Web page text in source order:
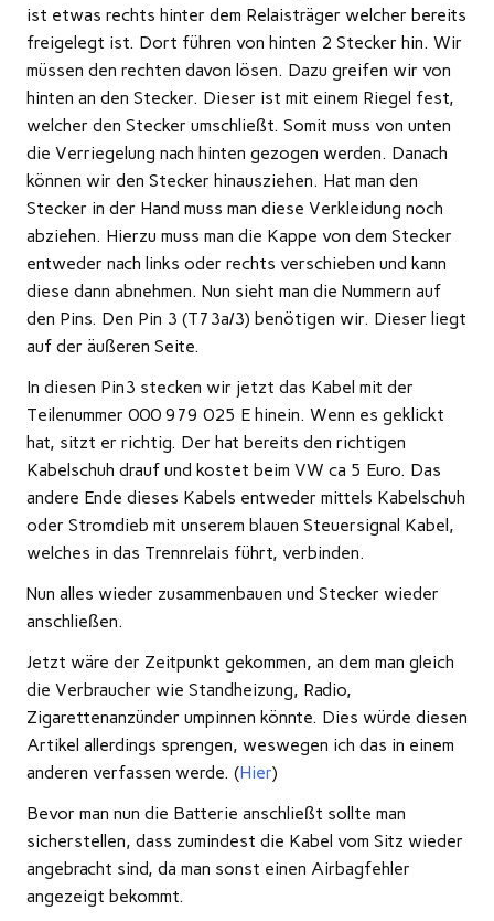
ist etwas rechts hinter dem Relaisträger welcher bereits
freigelegt ist. Dort führen von hinten 2 Stecker hin. Wir
müssen den rechten davon lösen. Dazu greifen wir von
hinten an den Stecker. Dieser ist mit einem Riegel fest,
welcher den Stecker umschließt. Somit muss von unten
die Verriegelung nach hinten gezogen werden. Danach
können wir den Stecker hinausziehen. Hat man den
Stecker in der Hand muss man diese Verkleidung noch
abziehen. Hierzu muss man die Kappe von dem Stecker
entweder nach links oder rechts verschieben und kann
diese dann abnehmen. Nun sieht man die Nummern auf
den Pins. Den Pin 3 (T73a/3) benötigen wir. Dieser liegt
auf der äußeren Seite.
In diesen Pin3 stecken wir jetzt das Kabel mit der
Teilenummer 000 979 025 E hinein. Wenn es geklickt
hat, sitzt er richtig. Der hat bereits den richtigen
Kabelschuh drauf und kostet beim VW ca 5 Euro. Das
andere Ende dieses Kabels entweder mittels Kabelschuh
oder Stromdieb mit unserem blauen Steuersignal Kabel,
welches in das Trennrelais führt, verbinden.
Nun alles wieder zusammenbauen und Stecker wieder
anschließen.
Jetzt wäre der Zeitpunkt gekommen, an dem man gleich
die Verbraucher wie Standheizung, Radio,
Zigarettenanzünder umpinnen könnte. Dies würde diesen
Artikel allerdings sprengen, weswegen ich das in einem
anderen verfassen werde. (Hier)
Bevor man nun die Batterie anschließt sollte man
sicherstellen, dass zumindest die Kabel vom Sitz wieder
angebracht sind, da man sonst einen Airbagfehler
angezeigt bekommt.